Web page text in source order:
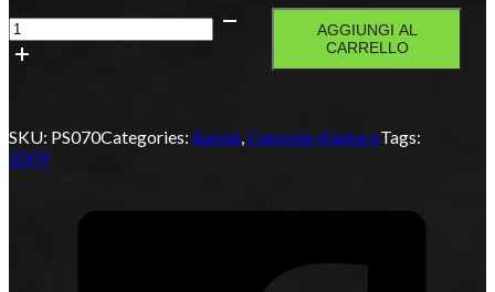
Processione
d'ammore
quantità
AGGIUNGI AL
CARRELLO
SKU: PS070Categories: Banda Canzone d'autoreTags:
2009